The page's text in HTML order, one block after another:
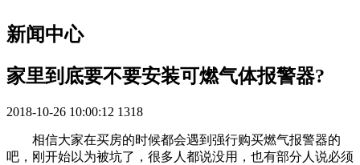
新闻中心
家里到底要不要安装可燃气体报警器?
2018-10-26 10:00:12 1318
相信大家在买房的时候都会遇到强行购买燃气报警器的
吧，刚开始以为被坑了，很多人都说没用，也有部分人说必须